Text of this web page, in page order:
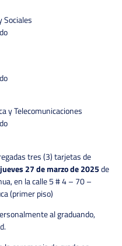
Sociales
y Telecomunicaciones
tres (3) tarjetas de
jueves 27 de marzo de 2025de
en la calle 5 # 4 – 70 –
(primer piso)
al graduando,